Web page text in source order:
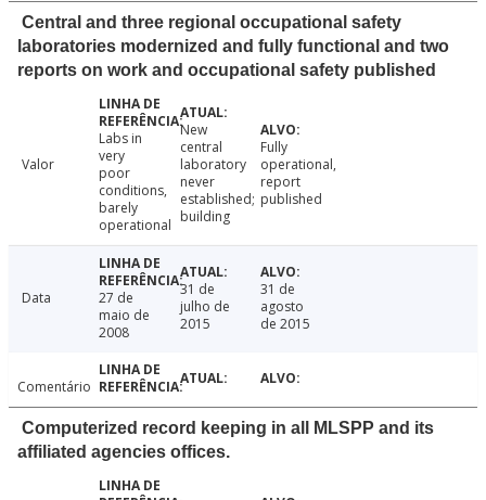
Central and three regional occupational safety
laboratories modernized and fully functional and two
reports on work and occupational safety published
Valor
Labs in
very
poor
conditions,
barely
operational
New
central
laboratory
never
established;
building
Fully
operational,
report
published
Data
27 de
maio de
2008
31 de
julho de
2015
31 de
agosto
de 2015
Comentário
Computerized record keeping in all MLSPP and its
affiliated agencies offices.